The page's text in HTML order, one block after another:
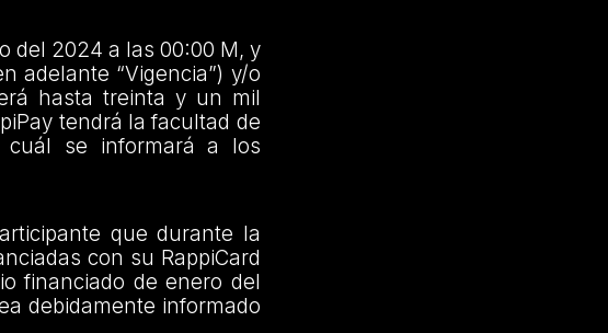
del 2024 a las 00:00 M, y
adelante “Vigencia”) y/o
hasta treinta y un mil
tendrá la facultad de
cuál se informará a los
que durante la
con su RappiCard
financiado de enero del
debidamente informado